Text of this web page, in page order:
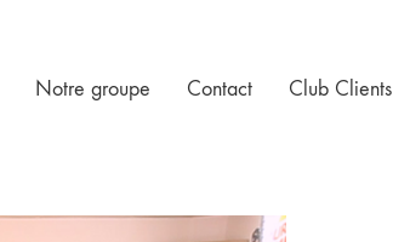
Notre groupe Contact Club Clients